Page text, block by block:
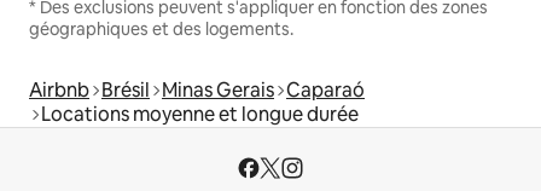
* Des exclusions peuvent s'appliquer en fonction des zones
géographiques et des logements.
Airbnb Brésil Minas Gerais Caparaó
Locations moyenne et longue durée